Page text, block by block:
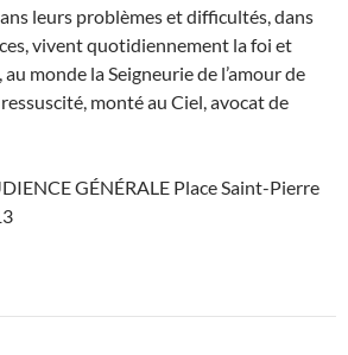
leurs problèmes et difficultés, dans
vivent quotidiennement la foi et
monde la Seigneurie de l’amour de
monté au Ciel, avocat de
GÉNÉRALE Place Saint-Pierre